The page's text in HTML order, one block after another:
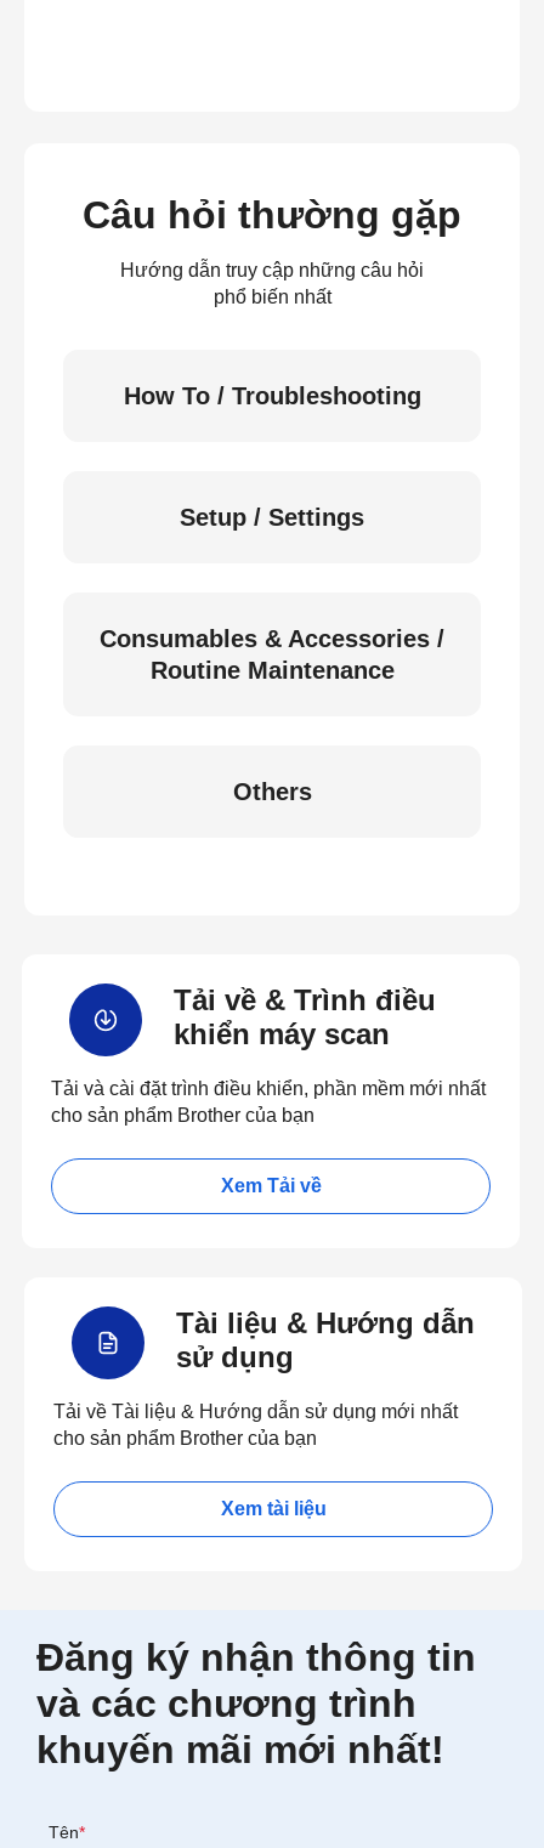
Câu hỏi thường gặp
Hướng dẫn truy cập những câu hỏi
phổ biến nhất
How To / Troubleshooting
Setup / Settings
Consumables & Accessories /
Routine Maintenance
Others
Tải về & Trình điều
khiển máy scan
Tải và cài đặt trình điều khiển, phần mềm mới nhất
cho sản phẩm Brother của bạn
Xem Tải về
Tài liệu & Hướng dẫn
sử dụng
Tải về Tài liệu & Hướng dẫn sử dụng mới nhất
cho sản phẩm Brother của bạn
Xem tài liệu
Đăng ký nhận thông tin
và các chương trình
khuyến mãi mới nhất!
Tên*